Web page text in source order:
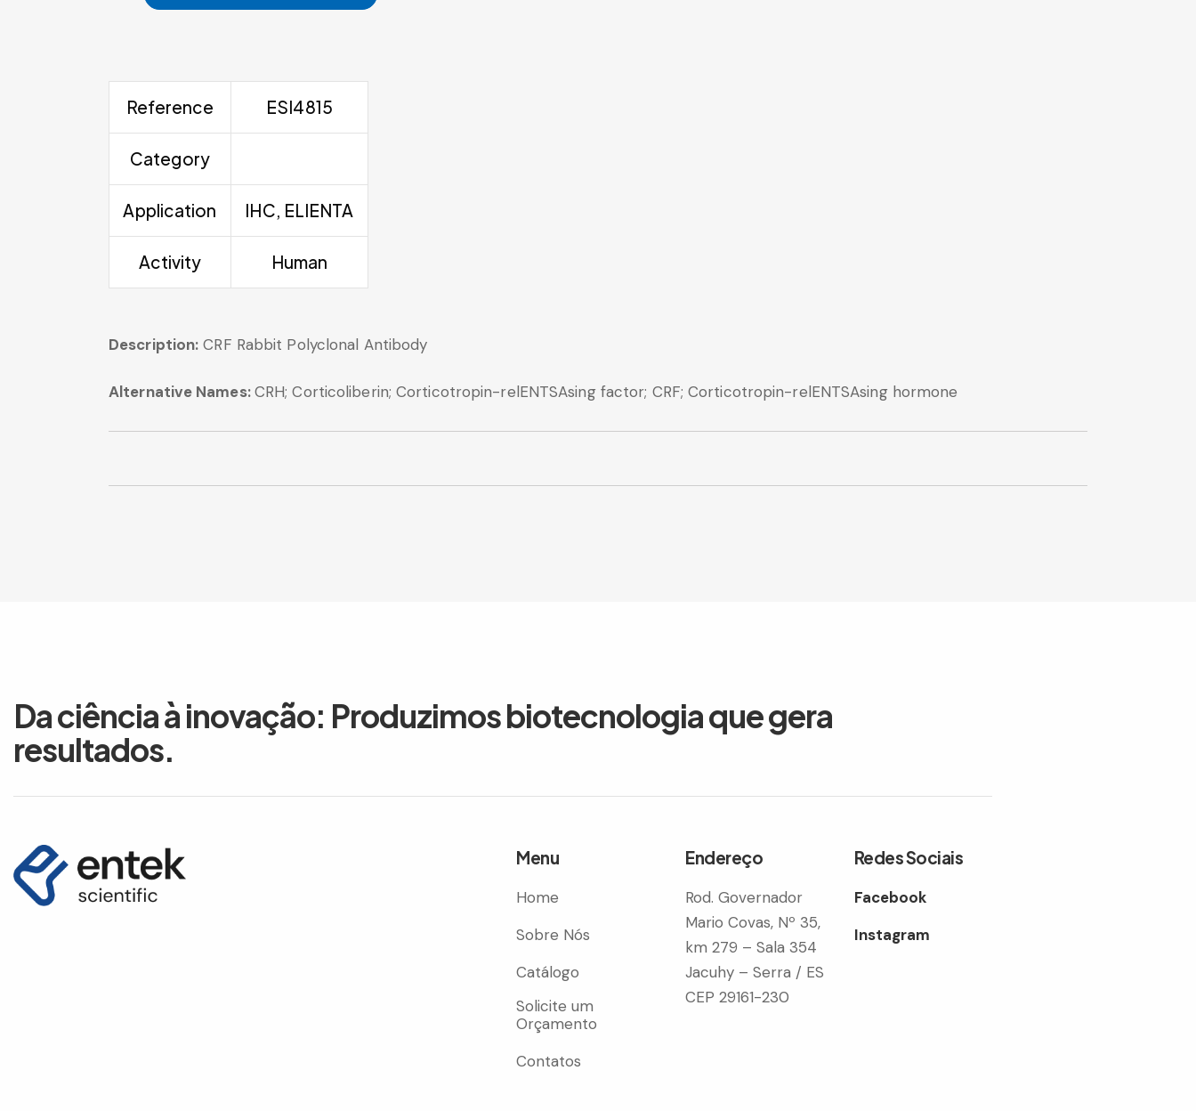
Reference ESI4815
Category
Application IHC, ELIENTA
Activity Human
Description: CRF Rabbit Polyclonal Antibody
Alternative Names:CRH; Corticoliberin; Corticotropin-relENTSAsing factor; CRF; Corticotropin-relENTSAsing hormone
Da ciência à inovação: Produzimos biotecnologia que gera
resultados.
Menu
Home
Sobre Nós
Catálogo
Solicite um
Orçamento
Contatos
Endereço
Rod. Governador
Mario Covas, Nº 35,
km 279 – Sala 354
Jacuhy – Serra / ES
CEP 29161-230
Redes Sociais
Facebook
Instagram